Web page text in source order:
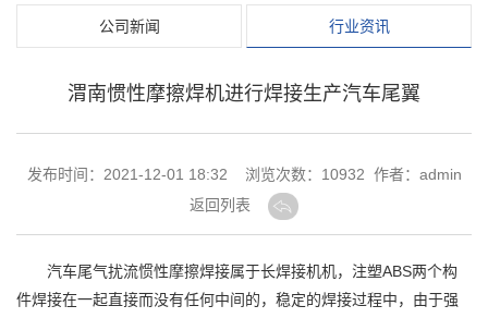
公司新闻 行业资讯
渭南惯性摩擦焊机进行焊接生产汽车尾翼
发布时间：2021-12-01 18:32 浏览次数： 10932 作者：admin
返回列表
汽车尾气扰流惯性摩擦焊接属于长焊接机机，注塑ABS两个构
件焊接在一起直接而没有任何中间的，稳定的焊接过程中，由于强